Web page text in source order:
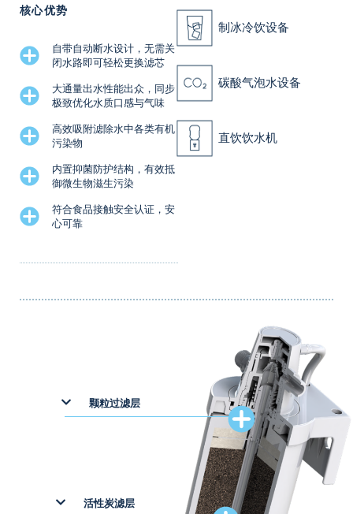
核心优势
自带自动断水设计，无需关
闭水路即可轻松更换滤芯
大通量出水性能出众，同步
极致优化水质口感与气味
高效吸附滤除水中各类有机
污染物
内置抑菌防护结构，有效抵
御微生物滋生污染
符合食品接触安全认证，安
心可靠
制冰冷饮设备
碳酸气泡水设备
直饮饮水机
颗粒过滤层
活性炭滤层